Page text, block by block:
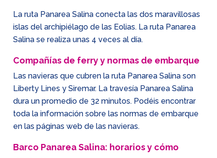
La ruta Panarea Salina conecta las dos maravillosas
islas del archipiélago de las Eolias. La ruta Panarea
Salina se realiza unas 4 veces al día.
Compañías de ferry y normas de embarque
Las navieras que cubren la ruta Panarea Salina son
Liberty Lines y Siremar. La travesía Panarea Salina
dura un promedio de 32 minutos. Podéis encontrar
toda la información sobre las normas de embarque
en las páginas web de las navieras.
Barco Panarea Salina: horarios y cómo